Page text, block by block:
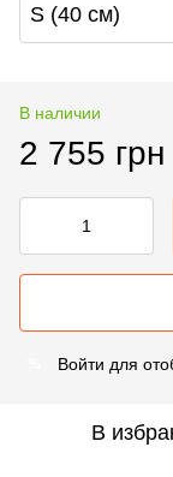
S (40 cм)
В наличии
2 755 грн
Войти для
В